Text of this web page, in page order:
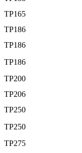
TP165
TP186
TP186
TP186
TP200
TP206
TP250
TP250
TP275